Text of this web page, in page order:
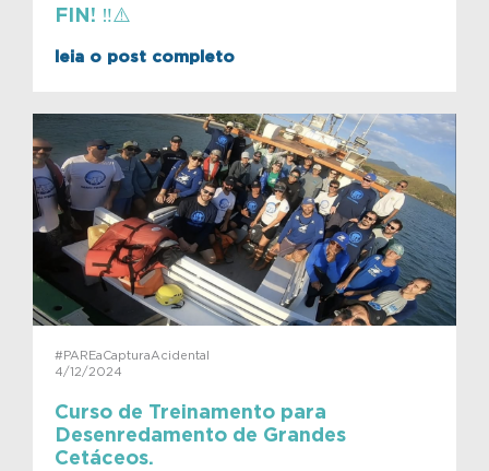
FIN! ‼️⚠️
leia o post completo
#PAREaCapturaAcidental
4/12/2024
Curso de Treinamento para
Desenredamento de Grandes
Cetáceos.